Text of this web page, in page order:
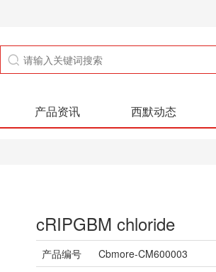
产品资讯 西默动态
cRIPGBM chloride
产品编号
Cbmore-CM600003